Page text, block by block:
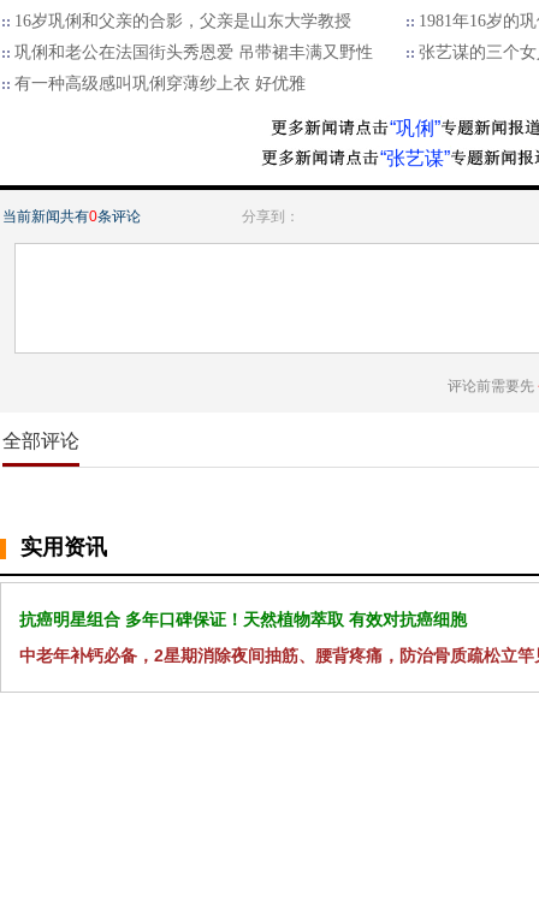
16岁巩俐和父亲的合影，父亲是山东大学教授
1981年16岁的
巩俐和老公在法国街头秀恩爱 吊带裙丰满又野性
张艺谋的三个
有一种高级感叫巩俐穿薄纱上衣 好优雅
“巩俐”
“张艺谋”
当前新闻共有0条评论 分享到：
评论前需要先
全部评论
实用资讯
抗癌明星组合 多年口碑保证！天然植物萃取 有效对抗癌细胞
中老年补钙必备，2星期消除夜间抽筋、腰背疼痛，防治骨质疏松立竿